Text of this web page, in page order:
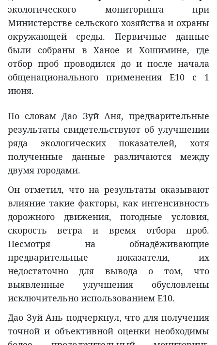
экологического мониторинга при
Министерстве сельского хозяйства и охраны
окружающей среды. Первичные данные
были собраны в Ханое и Хошимине, где
отбор проб проводился до и после начала
общенационального применения E10 с 1
июня.
По словам Дао Зуй Аня, предварительные
результаты свидетельствуют об улучшении
ряда экологических показателей, хотя
полученные данные различаются между
двумя городами.
Он отметил, что на результаты оказывают
влияние такие факторы, как интенсивность
дорожного движения, погодные условия,
скорость ветра и время отбора проб.
Несмотря на обнадёживающие
предварительные показатели, их
недостаточно для вывода о том, что
выявленные улучшения обусловлены
исключительно использованием E10.
Дао Зуй Ань подчеркнул, что для получения
точной и объективной оценки необходимы